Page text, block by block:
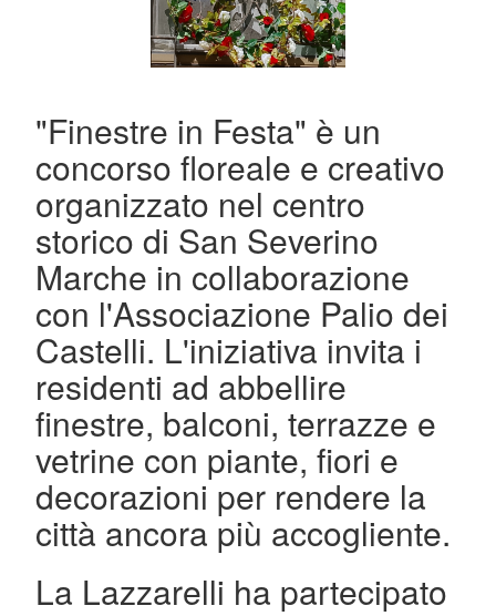
"Finestre in Festa" è un
concorso floreale e creativo
organizzato nel centro
storico di San Severino
Marche in collaborazione
con l'Associazione Palio dei
Castelli. L'iniziativa invita i
residenti ad abbellire
finestre, balconi, terrazze e
vetrine con piante, fiori e
decorazioni per rendere la
città ancora più accogliente.
La Lazzarelli ha partecipato